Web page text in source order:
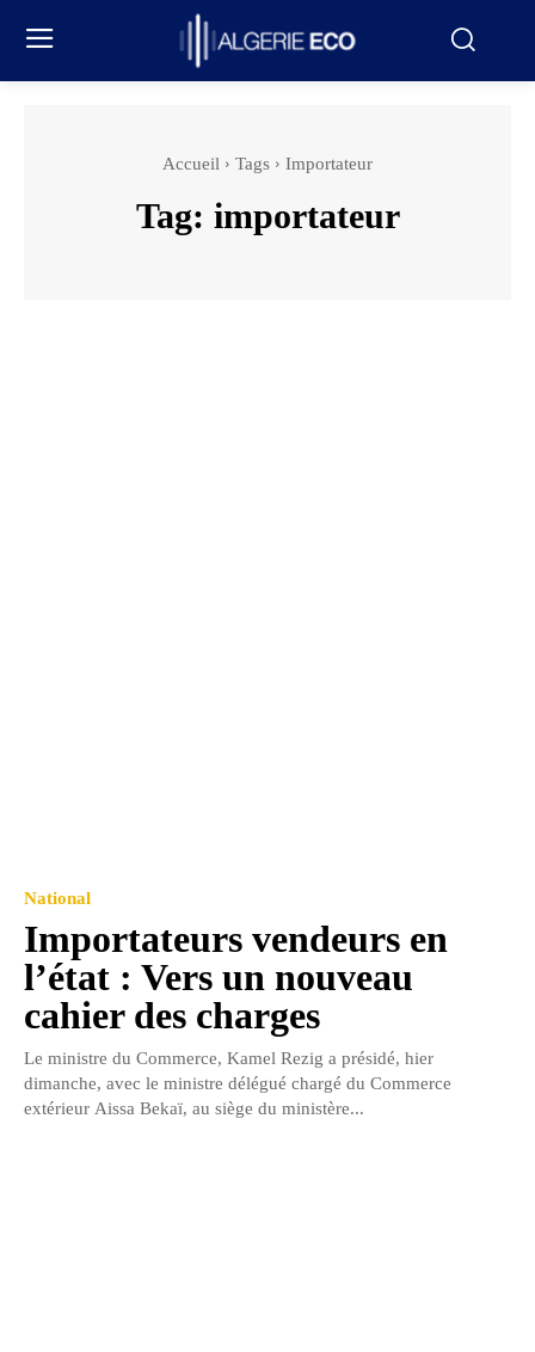
Accueil Tags Importateur
Tag: importateur
National
Importateurs vendeurs en
l’état : Vers un nouveau
cahier des charges
Le ministre du Commerce, Kamel Rezig a présidé, hier
dimanche, avec le ministre délégué chargé du Commerce
extérieur Aissa Bekaï, au siège du ministère...